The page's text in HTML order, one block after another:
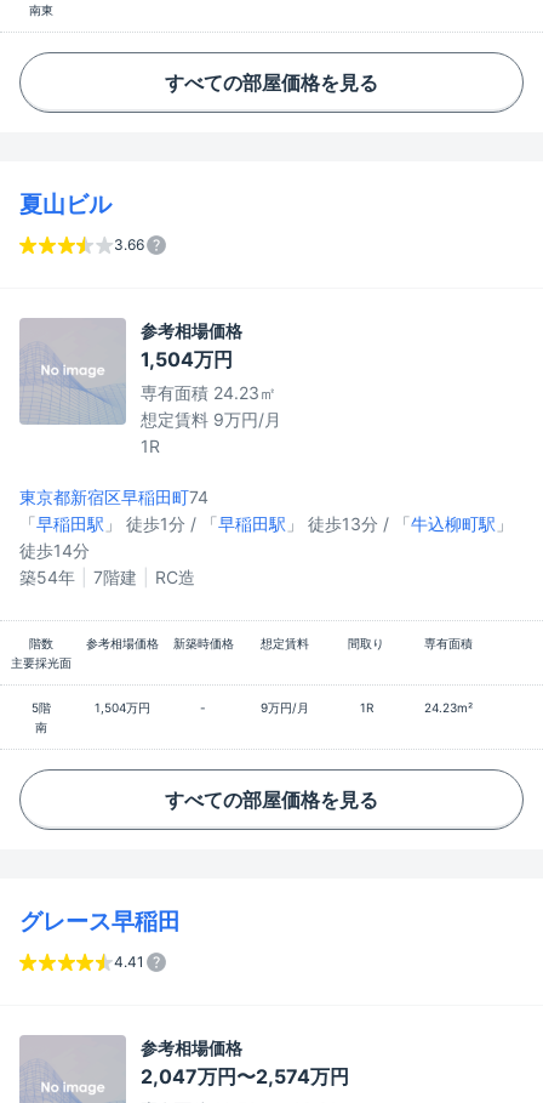
南東
すべての部屋価格を見る
夏山ビル
3.66
参考相場価格
1,504万円
専有面積 24.23㎡
想定賃料 9万円/月
1R
東京都新宿区早稲田町74
「早稲田駅 」 徒歩1分 / 「早稲田駅 」 徒歩13分 / 「牛込柳町駅 」
徒歩14分
築54年
7階建 RC造
階数 参考相場価格 新築時価格 想定賃料 間取り
専有面積
主要採光面
5階 1,504万円 - 9万円/月 1R
24.23m²
南
すべての部屋価格を見る
グレース早稲田
4.41
参考相場価格
2,047万円〜2,574万円